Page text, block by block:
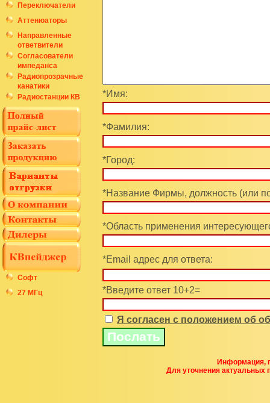
Переключатели
Аттенюаторы
Направленные
ответвители
Согласователи
импеданса
Радиопрозрачные
канатики
Радиостанции КВ
Софт
27 МГц
*Имя:
*Фамилия:
*Город:
*Название Фирмы, должность (или
*Область применения
*Email адрес для ответа:
*Введите ответ 10+2=
Я согласен с положением об
Информация,
Для уточнения актуальных